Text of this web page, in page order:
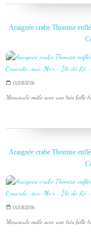
Araignée crabe Thomise
01/08/2016
Minuscule mâle avec une très belle
Araignée crabe Thomise
01/08/2016
Minuscule mâle avec une très belle